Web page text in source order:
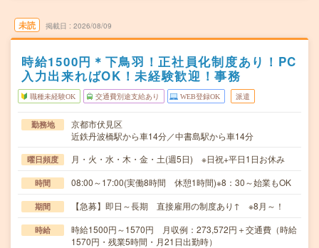
未読 掲載日 2026/08/09
時給1500円＊下鳥羽！正社員化制度あり！PC
入力出来ればOK！未経験歓迎！事務
職種未経験OK 交通費別途支給あり WEB登録OK 派遣
勤務地
京都市伏見区
近鉄丹波橋駅から車14分／中書島駅から車14分
曜日頻度 月・火・水・木・金・土(週5日) ※日祝+平日1日お休み
時間 08:00～17:00(実働8時間 休憩1時間)※8：30～始業もOK
期間 【急募】即日～長期 直接雇用の制度あり↑ ※8月～！
時給
時給1500円～1570円 月収例：273,572円＋交通費（時給
1570円・残業5時間・月21日出勤時）